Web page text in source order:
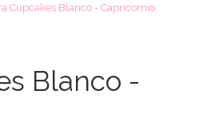
Cupcakes Blanco - Capricornio
Blanco -